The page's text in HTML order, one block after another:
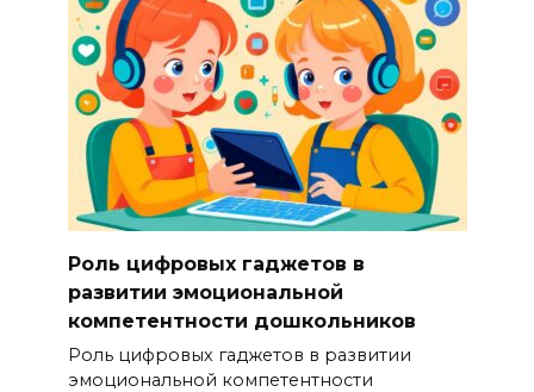
Роль цифровых гаджетов в
развитии эмоциональной
компетентности дошкольников
Роль цифровых гаджетов в развитии
эмоциональной компетентности